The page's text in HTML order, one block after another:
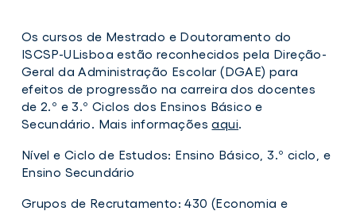
Os cursos de Mestrado e Doutoramento do
ISCSP-ULisboa estão reconhecidos pela Direção-
Geral da Administração Escolar (DGAE) para
efeitos de progressão na carreira dos docentes
de 2.º e 3.º Ciclos dos Ensinos Básico e
Secundário. Mais informaçõesaqui
Nível e Ciclo de Estudos: Ensino Básico, 3.º ciclo, e
Ensino Secundário
Grupos de Recrutamento: 430 (Economia e